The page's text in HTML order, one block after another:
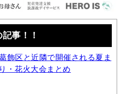
事！！
葛飾区と近隣で開催される夏ま
・花火大会まとめ